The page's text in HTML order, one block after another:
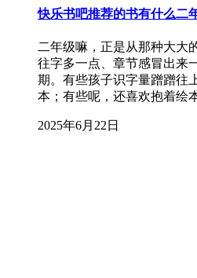
快乐书吧推荐的书有什么二
二年级嘛，正是从那种大大
往字多一点、章节感冒出来
期。有些孩子识字量蹭蹭往
本；有些呢，还喜欢抱着绘
2025年6月22日